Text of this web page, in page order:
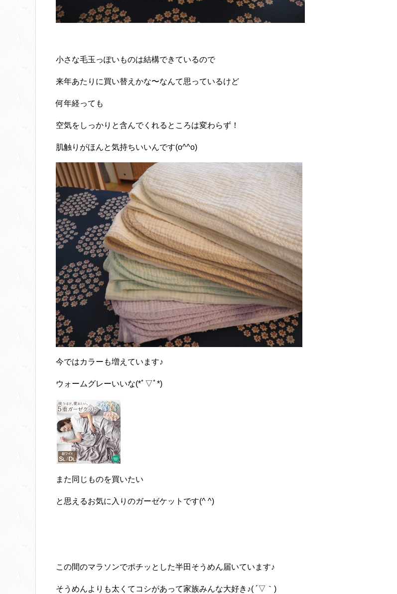
小さな毛玉っぽいものは結構できているので
来年あたりに買い替えかな〜なんて思っているけど
何年経っても
空気をしっかりと含んでくれるところは変わらず！
肌触りがほんと気持ちいいんです(o^^o)
今ではカラーも増えています♪
ウォームグレーいいな(*ﾟ▽ﾟ*)
また同じものを買いたい
と思えるお気に入りのガーゼケットです(^ ^)
この間のマラソンでポチッとした半田そうめん届いています♪
そうめんよりも太くてコシがあって家族みんな大好き♪( ´▽｀)